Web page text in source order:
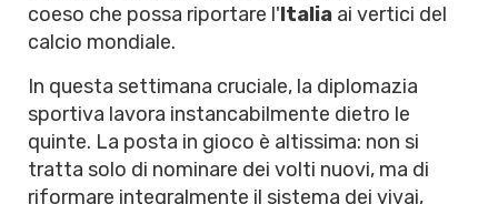
coeso che possa riportare l'Italia ai vertici del
calcio mondiale.
In questa settimana cruciale, la diplomazia
sportiva lavora instancabilmente dietro le
quinte. La posta in gioco è altissima: non si
tratta solo di nominare dei volti nuovi, ma di
riformare integralmente il sistema dei vivai,